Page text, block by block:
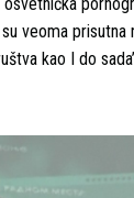
veoma prisutna
kao I do